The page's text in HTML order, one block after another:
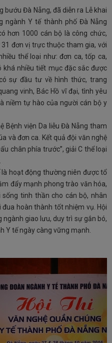
bướu Đà Nẵng, đã diễn ra Lễ khai
ngành Y tế thành phố Đà Nẵng
hơn 1000 cán bộ là công chức,
đơn vị trực thuộc tham gia, với
thể loại như: đơn ca, tốp ca,
nhiều tiết mục đặc sắc được
sự đầu tư về hình thức, trang
vinh, Bác Hồ vĩ đại, tình yêu
niềm tự hào của người cán bộ y
Bệnh viện Da liễu Đà Nẵng tham
và đơn ca. Kết quả đội văn nghệ
chân phía trước”, giải C thể loại
là hoạt động thường niên được tổ
đẩy mạnh phong trào văn hóa,
tinh thần cho cán bộ, nhân
hoàn thành tốt nhiệm vụ. Hội
ngành giao lưu, duy trì sự gắn bó,
Y tế ngày càng vững mạnh.